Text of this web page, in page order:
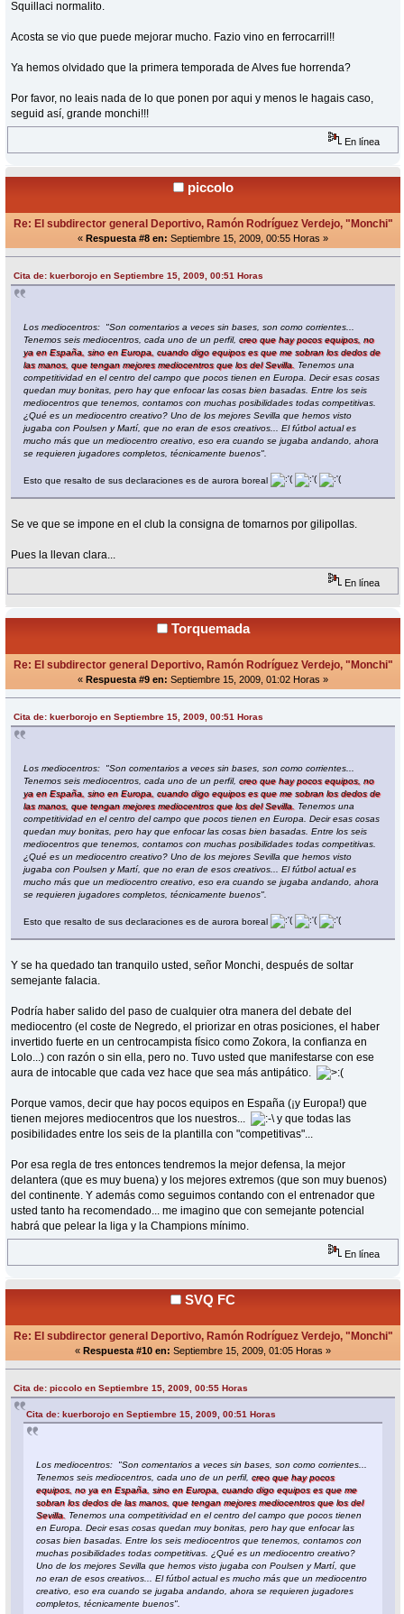
Squillaci normalito.
Acosta se vio que puede mejorar mucho. Fazio vino en ferrocarril!!
Ya hemos olvidado que la primera temporada de Alves fue horrenda?
Por favor, no leais nada de lo que ponen por aqui y menos le hagais caso,
seguid así, grande monchi!!!
En línea
piccolo
Re: El subdirector general Deportivo, Ramón Rodríguez Verdejo, "Monchi"
« Respuesta #8 en: Septiembre 15, 2009, 00:55 Horas »
Cita de: kuerborojo en Septiembre 15, 2009, 00:51 Horas
Los mediocentros: "Son comentarios a veces sin bases, son como corrientes...
Tenemos seis mediocentros, cada uno de un perfil,creo que hay pocos equipos, no
ya en España, sino en Europa, cuando digo equipos es que me sobran los dedos de
las manos, que tengan mejores mediocentros que los del Sevilla.
Tenemos una
competitividad en el centro del campo que pocos tienen en Europa. Decir esas cosas
quedan muy bonitas, pero hay que enfocar las cosas bien basadas. Entre los seis
mediocentros que tenemos, contamos con muchas posibilidades todas competitivas.
¿Qué es un mediocentro creativo? Uno de los mejores Sevilla que hemos visto
jugaba con Poulsen y Martí, que no eran de esos creativos... El fútbol actual es
mucho más que un mediocentro creativo, eso era cuando se jugaba andando, ahora
se requieren jugadores completos, técnicamente buenos".
Esto que resalto de sus declaraciones es de aurora boreal
Se ve que se impone en el club la consigna de tomarnos por gilipollas.
Pues la llevan clara...
En línea
Torquemada
Re: El subdirector general Deportivo, Ramón Rodríguez Verdejo, "Monchi"
« Respuesta #9 en: Septiembre 15, 2009, 01:02 Horas »
Cita de: kuerborojo en Septiembre 15, 2009, 00:51 Horas
Los mediocentros: "Son comentarios a veces sin bases, son como corrientes...
Tenemos seis mediocentros, cada uno de un perfil,creo que hay pocos equipos, no
ya en España, sino en Europa, cuando digo equipos es que me sobran los dedos de
las manos, que tengan mejores mediocentros que los del Sevilla.
Tenemos una
competitividad en el centro del campo que pocos tienen en Europa. Decir esas cosas
quedan muy bonitas, pero hay que enfocar las cosas bien basadas. Entre los seis
mediocentros que tenemos, contamos con muchas posibilidades todas competitivas.
¿Qué es un mediocentro creativo? Uno de los mejores Sevilla que hemos visto
jugaba con Poulsen y Martí, que no eran de esos creativos... El fútbol actual es
mucho más que un mediocentro creativo, eso era cuando se jugaba andando, ahora
se requieren jugadores completos, técnicamente buenos".
Esto que resalto de sus declaraciones es de aurora boreal
Y se ha quedado tan tranquilo usted, señor Monchi, después de soltar
semejante falacia.
Podría haber salido del paso de cualquier otra manera del debate del
mediocentro (el coste de Negredo, el priorizar en otras posiciones, el haber
invertido fuerte en un centrocampista físico como Zokora, la confianza en
Lolo...) con razón o sin ella, pero no. Tuvo usted que manifestarse con ese
aura de intocable que cada vez hace que sea más antipático.
Porque vamos, decir que hay pocos equipos en España (¡y Europa!) que
tienen mejores mediocentros que los nuestros...
y que todas las
posibilidades entre los seis de la plantilla con "competitivas"...
Por esa regla de tres entonces tendremos la mejor defensa, la mejor
delantera (que es muy buena) y los mejores extremos (que son muy buenos)
del continente. Y además como seguimos contando con el entrenador que
usted tanto ha recomendado... me imagino que con semejante potencial
habrá que pelear la liga y la Champions mínimo.
En línea
SVQ FC
Re: El subdirector general Deportivo, Ramón Rodríguez Verdejo, "Monchi"
« Respuesta #10 en: Septiembre 15, 2009, 01:05 Horas »
Cita de: piccolo en Septiembre 15, 2009, 00:55 Horas
Cita de: kuerborojo en Septiembre 15, 2009, 00:51 Horas
Los mediocentros: "Son comentarios a veces sin bases, son como corrientes...
Tenemos seis mediocentros, cada uno de un perfil,creo que hay pocos
equipos, no ya en España, sino en Europa, cuando digo equipos es que me
sobran los dedos de las manos, que tengan mejores mediocentros que los del
Sevilla. Tenemos una competitividad en el centro del campo que pocos tienen
en Europa. Decir esas cosas quedan muy bonitas, pero hay que enfocar las
cosas bien basadas. Entre los seis mediocentros que tenemos, contamos con
muchas posibilidades todas competitivas. ¿Qué es un mediocentro creativo?
Uno de los mejores Sevilla que hemos visto jugaba con Poulsen y Martí, que
no eran de esos creativos... El fútbol actual es mucho más que un mediocentro
creativo, eso era cuando se jugaba andando, ahora se requieren jugadores
completos, técnicamente buenos".